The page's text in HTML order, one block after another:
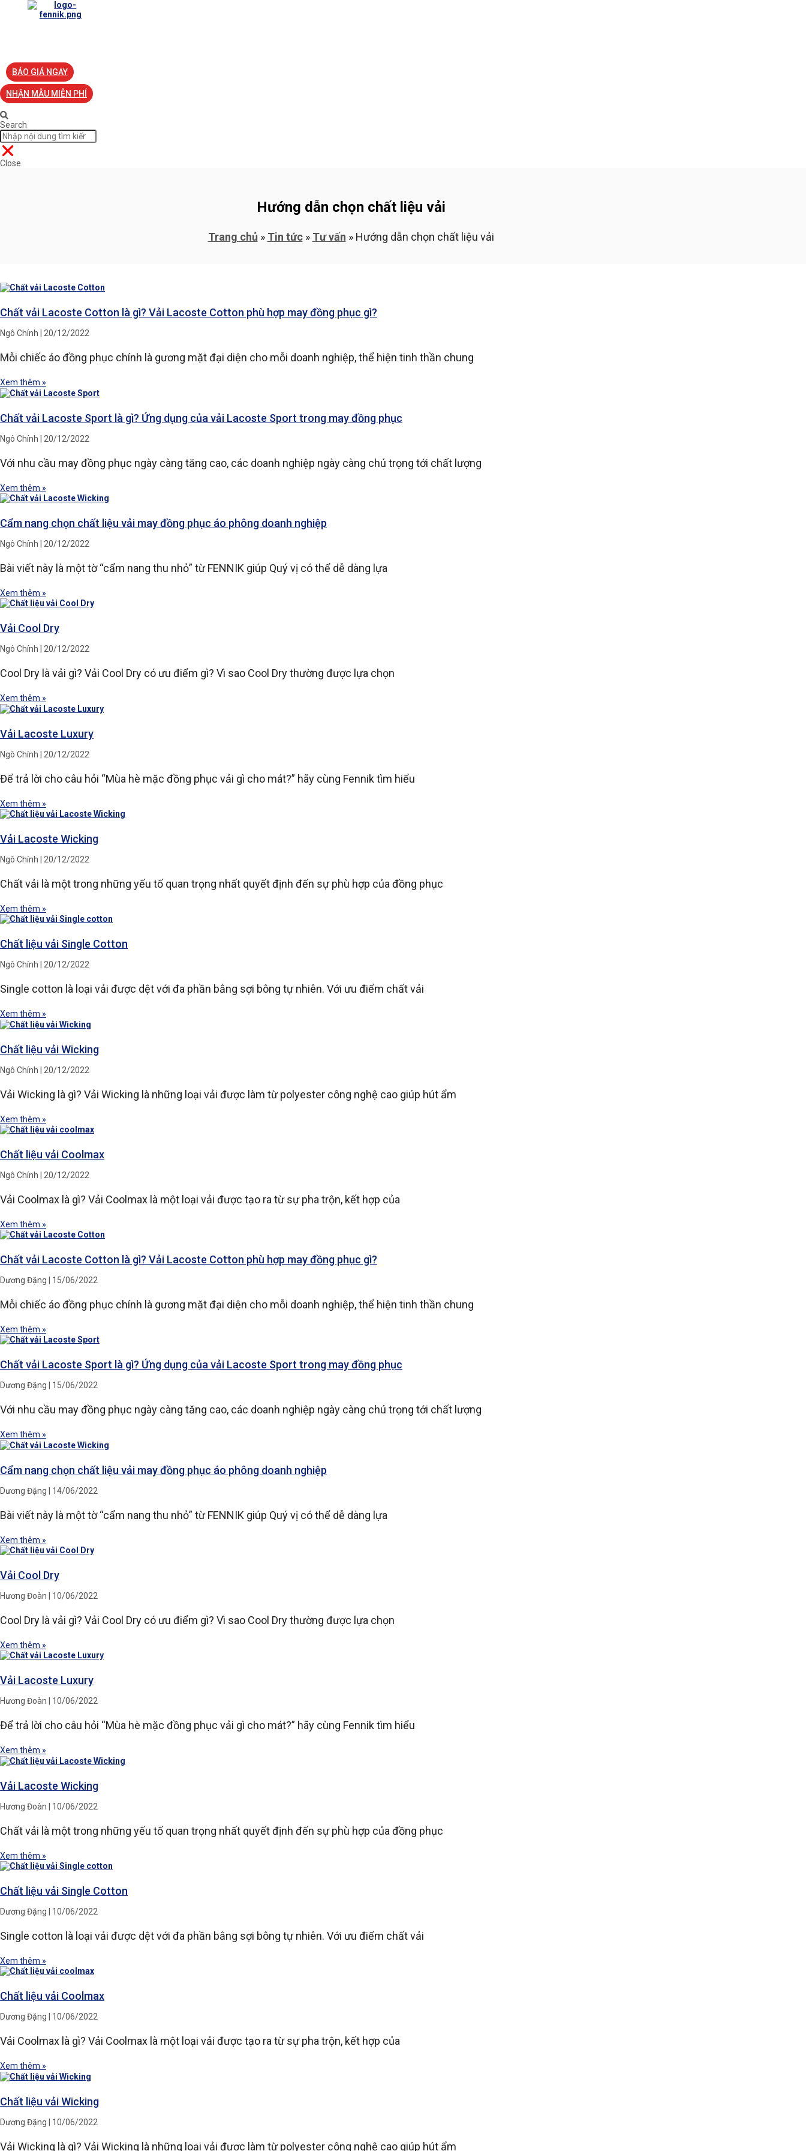
BÁO GIÁ NGAY
NHẬN MẪU MIỄN PHÍ
Search
Close
Hướng dẫn chọn chất liệu vải
Trang chủ» Tin tức» Tư vấn » Hướng dẫn chọn chất liệu vải
Chất vải Lacoste Cotton là gì? Vải Lacoste Cotton phù hợp may đồng phục gì?
Ngô Chính 20/12/2022
Mỗi chiếc áo đồng phục chính là gương mặt đại diện cho mỗi doanh nghiệp, thể hiện tinh thần chung
Xem thêm »
Chất vải Lacoste Sport là gì? Ứng dụng của vải Lacoste Sport trong may đồng phục
Ngô Chính 20/12/2022
Với nhu cầu may đồng phục ngày càng tăng cao, các doanh nghiệp ngày càng chú trọng tới chất lượng
Xem thêm »
Cẩm nang chọn chất liệu vải may đồng phục áo phông doanh nghiệp
Ngô Chính 20/12/2022
Bài viết này là một tờ “cẩm nang thu nhỏ” từ FENNIK giúp Quý vị có thể dễ dàng lựa
Xem thêm »
Vải Cool Dry
Ngô Chính 20/12/2022
Cool Dry là vải gì? Vải Cool Dry có ưu điểm gì? Vì sao Cool Dry thường được lựa chọn
Xem thêm »
Vải Lacoste Luxury
Ngô Chính 20/12/2022
Để trả lời cho câu hỏi “Mùa hè mặc đồng phục vải gì cho mát?” hãy cùng Fennik tìm hiểu
Xem thêm »
Vải Lacoste Wicking
Ngô Chính 20/12/2022
Chất vải là một trong những yếu tố quan trọng nhất quyết định đến sự phù hợp của đồng phục
Xem thêm »
Chất liệu vải Single Cotton
Ngô Chính 20/12/2022
Single cotton là loại vải được dệt với đa phần bằng sợi bông tự nhiên. Với ưu điểm chất vải
Xem thêm »
Chất liệu vải Wicking
Ngô Chính 20/12/2022
Vải Wicking là gì? Vải Wicking là những loại vải được làm từ polyester công nghệ cao giúp hút ẩm
Xem thêm »
Chất liệu vải Coolmax
Ngô Chính 20/12/2022
Vải Coolmax là gì? Vải Coolmax là một loại vải được tạo ra từ sự pha trộn, kết hợp của
Xem thêm »
Chất vải Lacoste Cotton là gì? Vải Lacoste Cotton phù hợp may đồng phục gì?
Dương Đặng 15/06/2022
Mỗi chiếc áo đồng phục chính là gương mặt đại diện cho mỗi doanh nghiệp, thể hiện tinh thần chung
Xem thêm »
Chất vải Lacoste Sport là gì? Ứng dụng của vải Lacoste Sport trong may đồng phục
Dương Đặng 15/06/2022
Với nhu cầu may đồng phục ngày càng tăng cao, các doanh nghiệp ngày càng chú trọng tới chất lượng
Xem thêm »
Cẩm nang chọn chất liệu vải may đồng phục áo phông doanh nghiệp
Dương Đặng 14/06/2022
Bài viết này là một tờ “cẩm nang thu nhỏ” từ FENNIK giúp Quý vị có thể dễ dàng lựa
Xem thêm »
Vải Cool Dry
Hương Đoàn 10/06/2022
Cool Dry là vải gì? Vải Cool Dry có ưu điểm gì? Vì sao Cool Dry thường được lựa chọn
Xem thêm »
Vải Lacoste Luxury
Hương Đoàn 10/06/2022
Để trả lời cho câu hỏi “Mùa hè mặc đồng phục vải gì cho mát?” hãy cùng Fennik tìm hiểu
Xem thêm »
Vải Lacoste Wicking
Hương Đoàn 10/06/2022
Chất vải là một trong những yếu tố quan trọng nhất quyết định đến sự phù hợp của đồng phục
Xem thêm »
Chất liệu vải Single Cotton
Dương Đặng 10/06/2022
Single cotton là loại vải được dệt với đa phần bằng sợi bông tự nhiên. Với ưu điểm chất vải
Xem thêm »
Chất liệu vải Coolmax
Dương Đặng 10/06/2022
Vải Coolmax là gì? Vải Coolmax là một loại vải được tạo ra từ sự pha trộn, kết hợp của
Xem thêm »
Chất liệu vải Wicking
Dương Đặng 10/06/2022
Vải Wicking là gì? Vải Wicking là những loại vải được làm từ polyester công nghệ cao giúp hút ẩm